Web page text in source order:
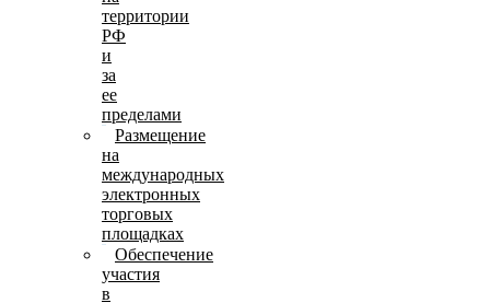
территории
РФ
и
за
ее
пределами
Размещение
на
международных
электронных
торговых
площадках
Обеспечение
участия
в